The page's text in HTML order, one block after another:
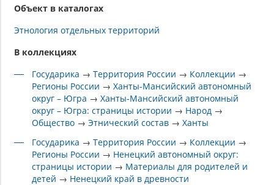
Объект в каталогах
Этнология отдельных территорий
В коллекциях
Государика →Территория России → Коллекции →
Регионы России →Ханты-Мансийский автономный
округ – Югра →Ханты-Мансийский автономный
округ – Югра: страницы истории → Народ →
Общество →Этнический состав →Ханты
Государика →Территория России → Коллекции →
Регионы России → Ненецкий автономный округ:
страницы истории → Материалы для родителей и
детей → Ненецкий край в древности